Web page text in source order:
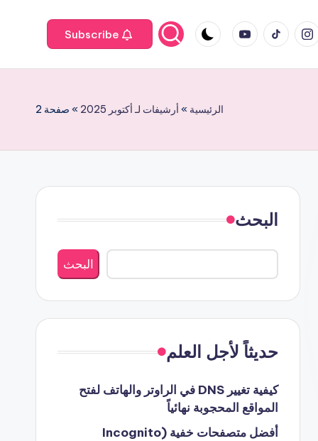
tiktok
Youtube
الرئيسية » أرشيفات لـ أكتوبر 2025 » صفحة 2
البحث
البحث
حديثاً لأجل العلم
كيفية تغيير DNS في الراوتر والهاتف لفتح
المواقع المحجوبة نهائياً
أفضل متصفحات خفية (Incognito